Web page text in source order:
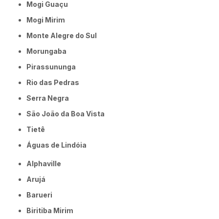
Mogi Guaçu
Mogi Mirim
Monte Alegre do Sul
Morungaba
Pirassununga
Rio das Pedras
Serra Negra
São João da Boa Vista
Tietê
Águas de Lindóia
Alphaville
Arujá
Barueri
Biritiba Mirim